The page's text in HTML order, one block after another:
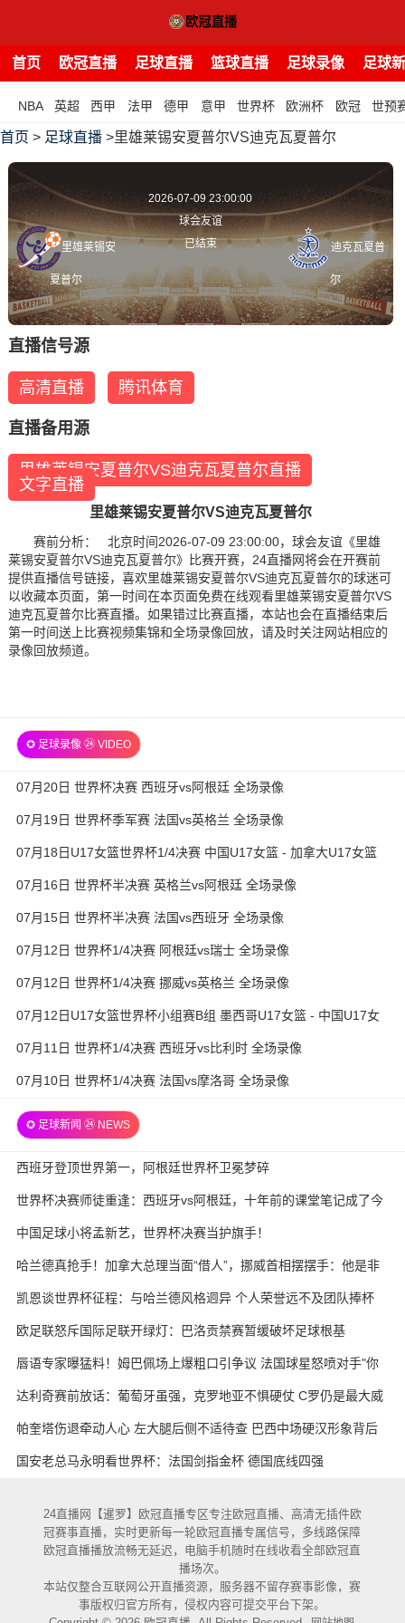
首页 欧冠直播 足球直播 篮球直播 足球录像 足球
NBA 英超 西甲 法甲 德甲 意甲 世界杯 欧洲杯 欧冠 世预
首页 > 足球直播 >里雄莱锡安夏普尔VS迪克瓦夏普尔
里雄莱锡安
夏普尔
2026-07-09 23:00:00
球会友谊
已结束
迪克瓦夏普
尔
直播信号源
高清直播 腾讯体育
直播备用源
里雄莱锡安夏普尔VS迪克瓦夏普尔直播
文字直播
里雄莱锡安夏普尔VS迪克瓦夏普尔
赛前分析： 北京时间2026-07-09 23:00:00，球会友谊《里雄
莱锡安夏普尔VS迪克瓦夏普尔》比赛开赛，24直播网将会在开赛前
提供直播信号链接，喜欢里雄莱锡安夏普尔VS迪克瓦夏普尔的球迷可
以收藏本页面，第一时间在本页面免费在线观看里雄莱锡安夏普尔VS
迪克瓦夏普尔比赛直播。如果错过比赛直播，本站也会在直播结束后
第一时间送上比赛视频集锦和全场录像回放，请及时关注网站相应的
录像回放频道。
✪ 足球录像 ㉔ VIDEO
07月20日 世界杯决赛 西班牙vs阿根廷 全场录像
07月19日 世界杯季军赛 法国vs英格兰 全场录像
07月18日U17女篮世界杯1/4决赛 中国U17女篮 - 加拿大U17女篮
录像
07月16日 世界杯半决赛 英格兰vs阿根廷 全场录像
07月15日 世界杯半决赛 法国vs西班牙 全场录像
07月12日 世界杯1/4决赛 阿根廷vs瑞士 全场录像
07月12日 世界杯1/4决赛 挪威vs英格兰 全场录像
07月12日U17女篮世界杯小组赛B组 墨西哥U17女篮 - 中国U17女
篮 全场录像
07月11日 世界杯1/4决赛 西班牙vs比利时 全场录像
07月10日 世界杯1/4决赛 法国vs摩洛哥 全场录像
✪ 足球新闻 ㉔ NEWS
西班牙登顶世界第一，阿根廷世界杯卫冕梦碎
世界杯决赛师徒重逢：西班牙vs阿根廷，十年前的课堂笔记成了今
天的战术板
中国足球小将孟新艺，世界杯决赛当护旗手！
哈兰德真抢手！加拿大总理当面“借人”，挪威首相摆摆手：他是非
卖品
凯恩谈世界杯征程：与哈兰德风格迥异 个人荣誉远不及团队捧杯
欧足联怒斥国际足联开绿灯：巴洛贡禁赛暂缓破坏足球根基
唇语专家曝猛料！姆巴佩场上爆粗口引争议 法国球星怒喷对手"你
妈的X"
达利奇赛前放话：葡萄牙虽强，克罗地亚不惧硬仗 C罗仍是最大威
胁
帕奎塔伤退牵动人心 左大腿后侧不适待查 巴西中场硬汉形象背后
藏隐忧
国安老总马永明看世界杯：法国剑指金杯 德国底线四强
24直播网【暹罗】欧冠直播专区专注欧冠直播、高清无插件欧
冠赛事直播，实时更新每一轮欧冠直播专属信号，多线路保障
欧冠直播播放流畅无延迟，电脑手机随时在线收看全部欧冠直
播场次。
本站仅整合互联网公开直播资源，服务器不留存赛事影像，赛
事版权归官方所有，侵权内容可提交平台下架。